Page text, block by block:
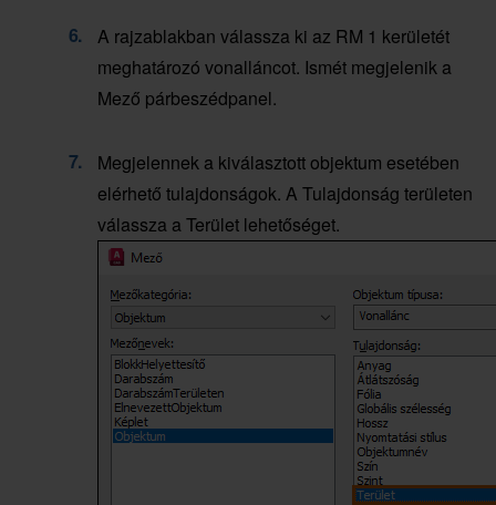
A rajzablakban válassza ki az RM 1 kerületét
meghatározó vonalláncot. Ismét megjelenik a
Mező párbeszédpanel.
Megjelennek a kiválasztott objektum esetében
elérhető tulajdonságok. A Tulajdonság területen
válassza a Terület lehetőséget.